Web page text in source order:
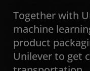
Together with
machine
product
Unilever to get